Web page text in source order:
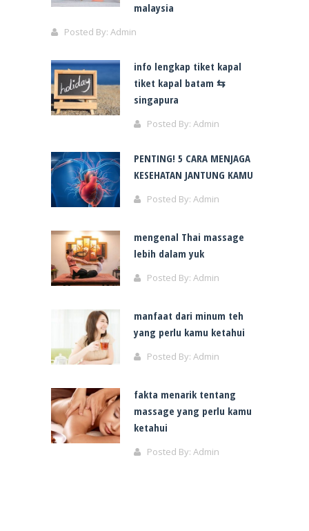
malaysia
Posted By: Admin
info lengkap tiket kapal
tiket kapal batam ⇆
singapura
Posted By: Admin
PENTING! 5 CARA MENJAGA
KESEHATAN JANTUNG KAMU
Posted By: Admin
mengenal Thai massage
lebih dalam yuk
Posted By: Admin
manfaat dari minum teh
yang perlu kamu ketahui
Posted By: Admin
fakta menarik tentang
massage yang perlu kamu
ketahui
Posted By: Admin